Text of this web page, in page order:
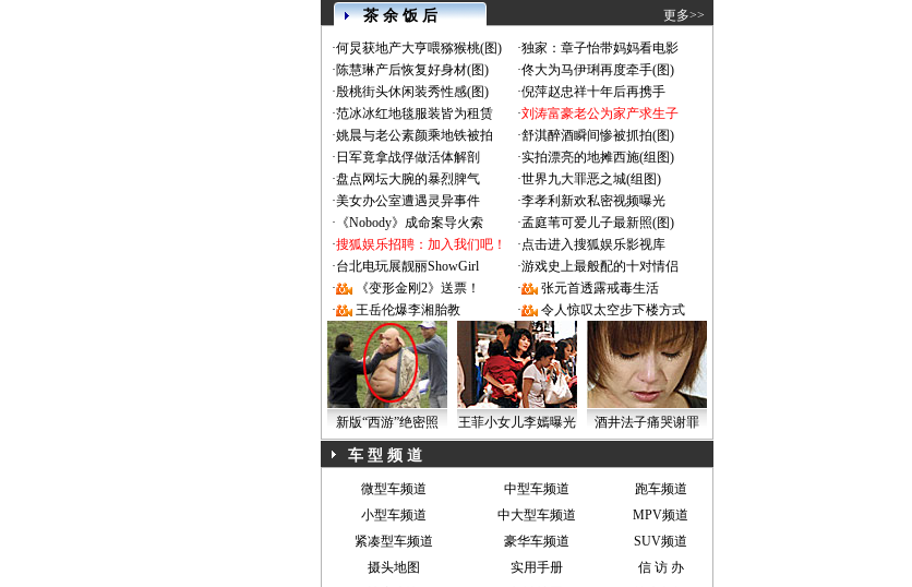
茶 余 饭 后 更多>>
·何炅获地产大亨喂猕猴桃(图) ·独家：章子怡带妈妈看电影
·陈慧琳产后恢复好身材(图) ·佟大为马伊琍再度牵手(图)
·殷桃街头休闲装秀性感(图) ·倪萍赵忠祥十年后再携手
·范冰冰红地毯服装皆为租赁 ·刘涛富豪老公为家产求生子
·姚晨与老公素颜乘地铁被拍 ·舒淇醉酒瞬间惨被抓拍(图)
· 日军竟拿战俘做活体解剖 ·实拍漂亮的地摊西施(组图)
·盘点网坛大腕的暴烈脾气 ·世界九大罪恶之城(组图)
·美女办公室遭遇灵异事件 ·李孝利新欢私密视频曝光
· 《Nobody》成命案导火索 ·孟庭苇可爱儿子最新照(图)
·搜狐娱乐招聘：加入我们吧！ ·点击进入搜狐娱乐影视库
·台北电玩展靓丽ShowGirl ·游戏史上最般配的十对情侣
·
《变形金刚2》送票！ ·
张元首透露戒毒生活
·
王岳伦爆李湘胎教 · 令人惊叹太空步下楼方式
新版“西游”绝密照 王菲小女儿李嫣曝光 酒井法子痛哭谢罪
车 型 频 道
微型车频道 中型车频道
跑车频道
小型车频道
中大型车频道
MPV频道
紧凑型车频道
豪华车频道
SUV频道
摄头地图
实用手册
信 访 办